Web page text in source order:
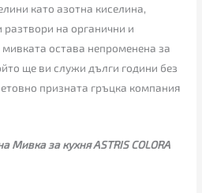
като азотна киселина,
разтвори на органични и
мивката остава непроменена за
ще ви служи дълги години без
призната гръцка компания
Мивка за кухня ASTRIS COLORA